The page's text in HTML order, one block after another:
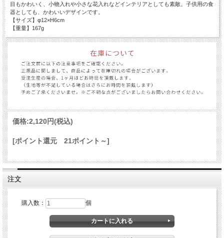
目もかわいく、小物入れや小さな花入れなどインテリアとしても素敵。子供用の食
器としても、かわいいデザインです。
【サイズ】φ12×H6cm
【重量】167g
価格:2,120円(税込)
[ポイント還元 21ポイント～]
注文
購入数： 個